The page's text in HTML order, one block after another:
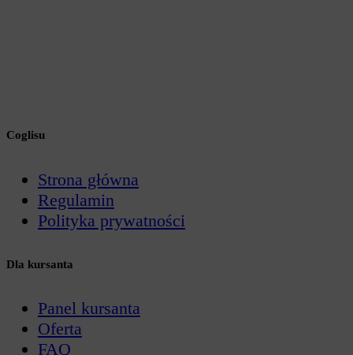
Coglisu
Strona główna
Regulamin
Polityka prywatności
Dla kursanta
Panel kursanta
Oferta
FAQ